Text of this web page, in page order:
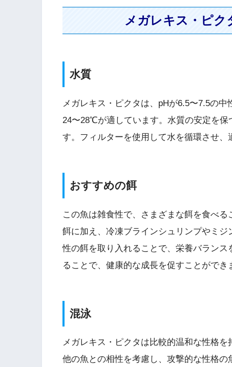
メガレキス・ピ
水質
メガレキス・ピクタは、pHが6.5〜7.5の
24〜28℃が適しています。水質の安定を
す。フィルターを使用して水を循環させ、
おすすめの餌
この魚は雑食性で、さまざまな餌を食べ
餌に加え、冷凍ブラインシュリンプやミ
性の餌を取り入れることで、栄養バラン
ることで、健康的な成長を促すことができ
混泳
メガレキス・ピクタは比較的温和な性格を
他の魚との相性を考慮し、攻撃的な性格の